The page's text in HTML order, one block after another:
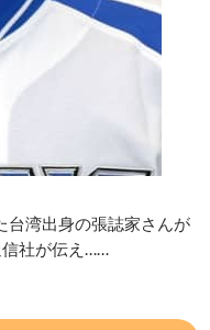
台湾出身の張誌家さんが
信社が伝え……